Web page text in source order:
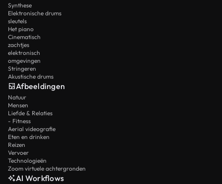
Synthese
Elektronische drums
sleutels
Het piano
Cinematisch
zachtjes
elektronisch
omgevingen
Stringeren
Akustische drums
Afbeeldingen
Natuur
Mensen
Liefde & Relaties
- Fitness
Aerial videografie
Eten en drinken
Reizen
Vervoer
Technologieën
Zoom virtuele achtergronden
AI Workflows